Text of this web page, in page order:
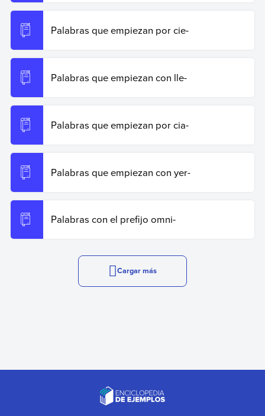
Palabras que empiezan por cie-
Palabras que empiezan con lle-
Palabras que empiezan por cia-
Palabras que empiezan con yer-
Palabras con el prefijo omni-
Cargar más